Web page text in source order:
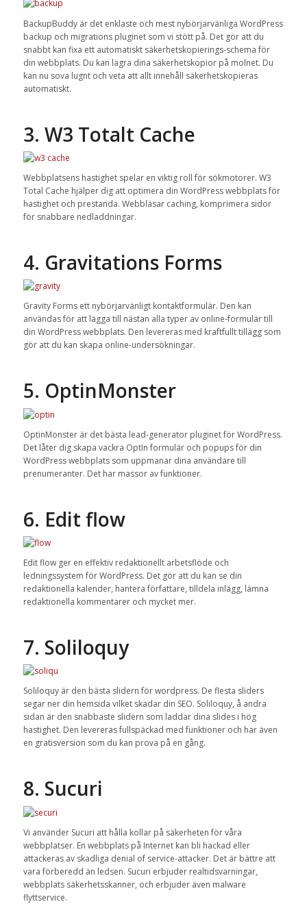
BackupBuddy är det enklaste och mest nybörjarvänliga WordPress
backup och migrations pluginet som vi stött på. Det gör att du
snabbt kan fixa ett automatiskt säkerhetskopierings-schema för
din webbplats. Du kan lagra dina säkerhetskopior på molnet. Du
kan nu sova lugnt och veta att allt innehåll säkerhetskopieras
automatiskt.
3. W3 Totalt Cache
Webbplatsens hastighet spelar en viktig roll för sökmotorer. W3
Total Cache hjälper dig att optimera din WordPress webbplats för
hastighet och prestanda. Webbläsar caching, komprimera sidor
för snabbare nedladdningar.
4. Gravitations Forms
Gravity Forms ett nybörjarvänligt kontaktformulär. Den kan
användas för att lägga till nästan alla typer av online-formulär till
din WordPress webbplats. Den levereras med kraftfullt tillägg som
gör att du kan skapa online-undersökningar.
5. OptinMonster
OptinMonster är det bästa lead-generator pluginet för WordPress.
Det låter dig skapa vackra OptIn formulär och popups för din
WordPress webbplats som uppmanar dina användare till
prenumeranter. Det har massor av funktioner.
6. Edit flow
Edit flow ger en effektiv redaktionellt arbetsflöde och
ledningssystem för WordPress. Det gör att du kan se din
redaktionella kalender, hantera författare, tilldela inlägg, lämna
redaktionella kommentarer och mycket mer.
7. Soliloquy
Soliloquy är den bästa slidern för wordpress. De flesta sliders
segar ner din hemsida vilket skadar din SEO. Soliloquy, å andra
sidan är den snabbaste slidern som laddar dina slides i hög
hastighet. Den levereras fullspäckad med funktioner och har även
en gratisversion som du kan prova på en gång.
8. Sucuri
Vi använder Sucuri att hålla kollar på säkerheten för våra
webbplatser. En webbplats på Internet kan bli hackad eller
attackeras av skadliga denial of service-attacker. Det är bättre att
vara förberedd än ledsen. Sucuri erbjuder realtidsvarningar,
webbplats säkerhetsskanner, och erbjuder även malware
flyttservice.